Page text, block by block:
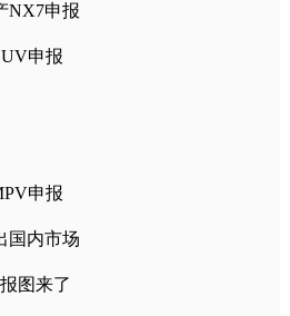
NX7申报
申报
申报
国内市场
图来了